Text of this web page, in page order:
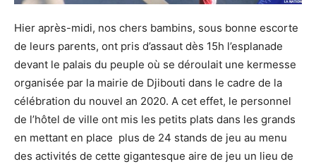
Hier après-midi, nos chers bambins, sous bonne escorte
de leurs parents, ont pris d’assaut dès 15h l’esplanade
devant le palais du peuple où se déroulait une kermesse
organisée par la mairie de Djibouti dans le cadre de la
célébration du nouvel an 2020. A cet effet, le personnel
de l’hôtel de ville ont mis les petits plats dans les grands
en mettant en place plus de 24 stands de jeu au menu
des activités de cette gigantesque aire de jeu un lieu de